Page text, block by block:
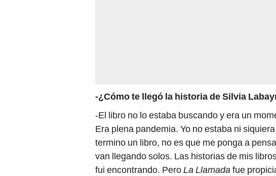
-¿Cómo te llegó la historia de Silvia
-El libro no lo estaba buscando y era un
Era plena pandemia. Yo no estaba ni
termino un libro, no es que me ponga a
van llegando solos. Las historias de mis
fui encontrando. PeroLa Llamadafue